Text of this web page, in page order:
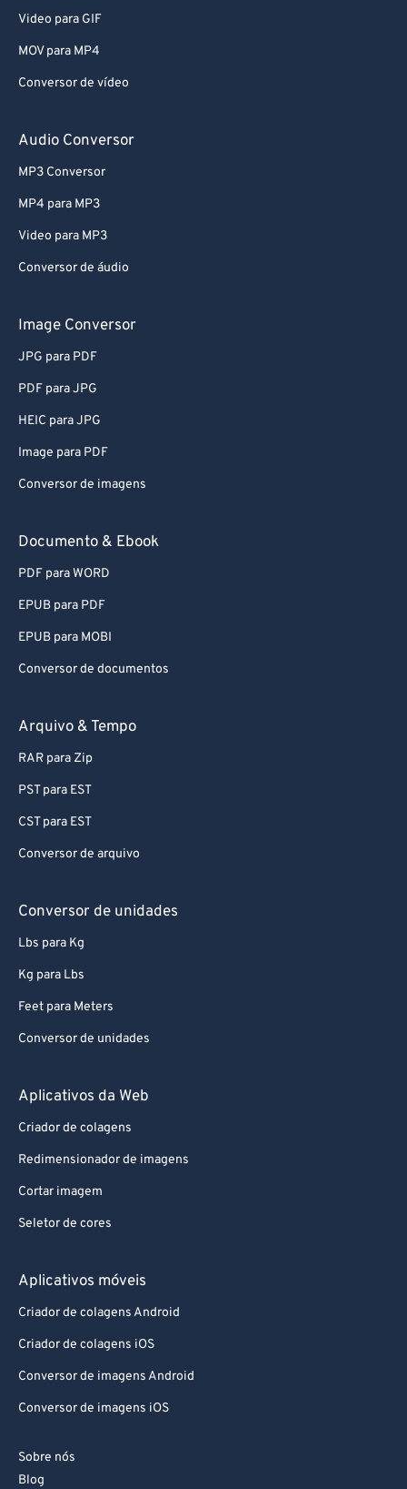
Video para GIF
MOV para MP4
Conversor de vídeo
Audio Conversor
MP3 Conversor
MP4 para MP3
Video para MP3
Conversor de áudio
Image Conversor
JPG para PDF
PDF para JPG
HEIC para JPG
Image para PDF
Conversor de imagens
Documento & Ebook
PDF para WORD
EPUB para PDF
EPUB para MOBI
Conversor de documentos
Arquivo & Tempo
RAR para Zip
PST para EST
CST para EST
Conversor de arquivo
Conversor de unidades
Lbs para Kg
Kg para Lbs
Feet para Meters
Conversor de unidades
Aplicativos da Web
Criador de colagens
Redimensionador de imagens
Cortar imagem
Seletor de cores
Aplicativos móveis
Criador de colagens Android
Criador de colagens iOS
Conversor de imagens Android
Conversor de imagens iOS
Sobre nós
Blog